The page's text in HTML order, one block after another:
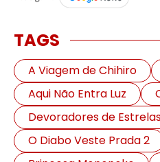
TAGS
A Viagem de Chihiro
Aqui Não Entra Luz
Devoradores de
O Diabo Veste Prada 2